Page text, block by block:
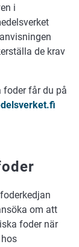
i
de krav
foder får du på
om att
foder när